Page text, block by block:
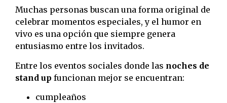
Muchas personas buscan una forma original de
celebrar momentos especiales, y el humor en
vivo es una opción que siempre genera
entusiasmo entre los invitados.
Entre los eventos sociales donde las noches de
stand up funcionan mejor se encuentran:
cumpleaños